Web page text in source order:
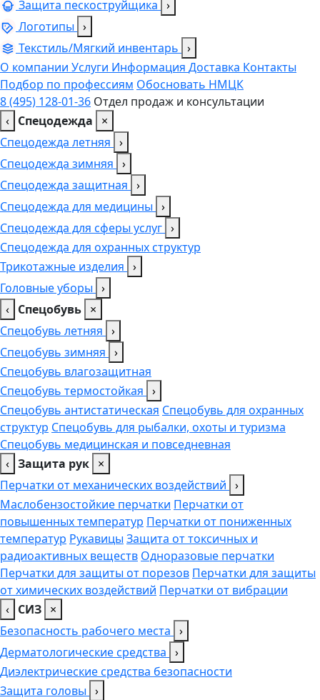
Защита пескоструйщика ›
Логотипы ›
Текстиль/Мягкий инвентарь ›
О компании Услуги Информация Доставка Контакты
Подбор по профессиям Обосновать НМЦК
8 (495) 128-01-36 Отдел продаж и консультации
‹ Спецодежда
×
Спецодежда летняя ›
Спецодежда зимняя ›
Спецодежда защитная ›
Спецодежда для медицины ›
Спецодежда для сферы услуг ›
Спецодежда для охранных структур
Трикотажные изделия ›
Головные уборы ›
‹ Спецобувь ×
Спецобувь летняя ›
Спецобувь зимняя ›
Спецобувь влагозащитная
Спецобувь термостойкая ›
Спецобувь антистатическая Спецобувь для охранных
структур Спецобувь для рыбалки, охоты и туризма
Спецобувь медицинская и повседневная
‹ Защита рук ×
Перчатки от механических воздействий ›
Маслобензостойкие перчатки Перчатки от
повышенных температур Перчатки от пониженных
температур Рукавицы Защита от токсичных и
радиоактивных веществ Одноразовые перчатки
Перчатки для защиты от порезов Перчатки для защиты
от химических воздействий Перчатки от вибрации
‹ СИЗ ×
Безопасность рабочего места ›
Дерматологические средства ›
Диэлектрические средства безопасности
Защита головы ›